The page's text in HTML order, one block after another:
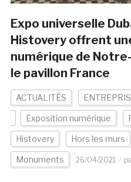
Expo universelle
Histovery offrent
numérique de
le pavillon France
ACTUALITÉS
Exposition numérique
Histovery Hors les murs
Monuments 26/04/2021